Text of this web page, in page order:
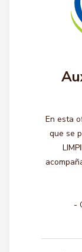
En esta
que se
-